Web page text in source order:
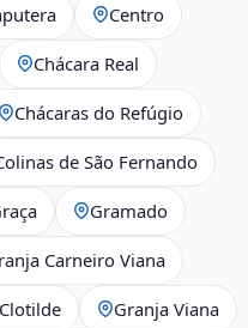
Centro
Chácara Real
Chácaras do Refúgio
de São Fernando
Gramado
Carneiro Viana
Granja Viana